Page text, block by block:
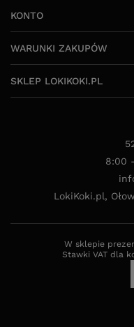
KONTO
WARUNKI ZAKUPÓW
SKLEP LOKIKOKI.PL
8:00
LokiKoki.pl,
W sklepie
Stawki VAT dla